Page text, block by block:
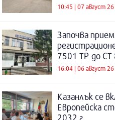
10:45 | 07 август 26
Започва
7501 ТР до СТ
16:04 | 06 август 26
Казанлък се
Европейска
2032 г.